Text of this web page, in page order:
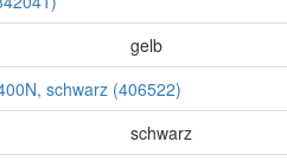
gelb
schwarz (406522)
schwarz